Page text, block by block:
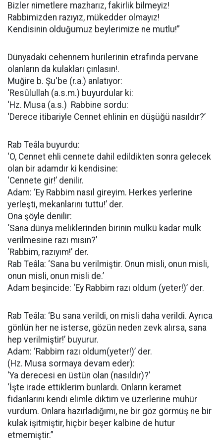
Bizler nimetlere mazharız, fakirlik bilmeyiz!
Rabbimizden razıyız, mükedder olmayız!
Kendisinin olduğumuz beylerimize ne mutlu!”
Dünyadaki cehennem hurilerinin etrafında pervane
olanların da kulakları çınlasın!.
Muğire b. Şu'be (r.a.) anlatıyor:
‘Resûlullah (a.s.m.) buyurdular ki:
‘Hz. Musa (a.s.) Rabbine sordu:
‘Derece itibariyle Cennet ehlinin en düşüğü nasıldır?’
Rab Teâla buyurdu:
‘O, Cennet ehli cennete dahil edildikten sonra gelecek
olan bir adamdır ki kendisine:
‘Cennete gir!’ denilir.
Adam: ‘Ey Rabbim nasıl gireyim. Herkes yerlerine
yerleşti, mekanlarını tuttu!’ der.
Ona şöyle denilir:
‘Sana dünya meliklerinden birinin mülkü kadar mülk
verilmesine razı mısın?’
‘Rabbim, razıyım!’ der.
Rab Teâla: ‘Sana bu verilmiştir. Onun misli, onun misli,
onun misli, onun misli de.’
Adam beşincide: ‘Ey Rabbim razı oldum (yeter!)’ der.
Rab Teâla: ‘Bu sana verildi, on misli daha verildi. Ayrıca
gönlün her ne isterse, gözün neden zevk alırsa, sana
hep verilmiştir!’ buyurur.
Adam: ‘Rabbim razı oldum(yeter!)’ der.
(Hz. Musa sormaya devam eder):
‘Ya derecesi en üstün olan (nasıldır)?’
‘İşte irade ettiklerim bunlardı. Onların keramet
fidanlarını kendi elimle diktim ve üzerlerine mühür
vurdum. Onlara hazırladığımı, ne bir göz görmüş ne bir
kulak işitmiştir, hiçbir beşer kalbine de hutur
etmemiştir.”